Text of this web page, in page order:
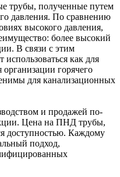
трубы, полученные путем
давления. По сравнению
высокого давления,
более высокий
В связи с этим
использоваться как для
горячего
для канализационных
и продажей по-
Цена на ПНД трубы,
доступностью. Каждому
подход,